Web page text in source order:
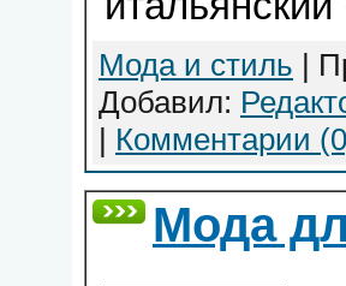
Мода и стиль |
Добавил:
| Комментарии
Мода